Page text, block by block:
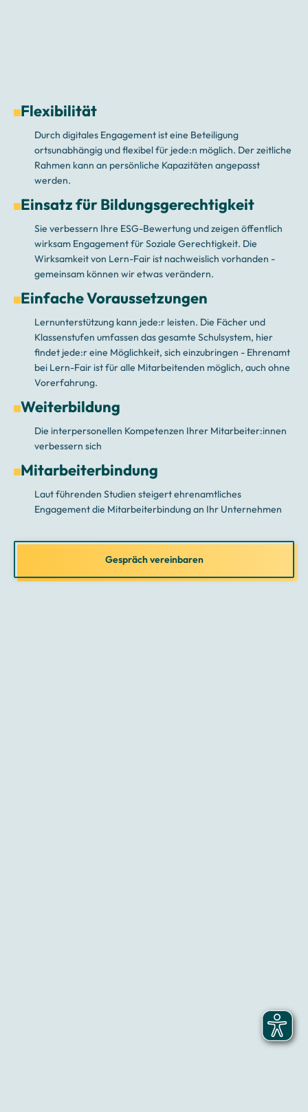
Flexibilität
Durch digitales Engagement ist eine Beteiligung
ortsunabhängig und flexibel für jede:n möglich. Der zeitliche
Rahmen kann an persönliche Kapazitäten angepasst
werden.
Einsatz für Bildungsgerechtigkeit
Sie verbessern Ihre ESG-Bewertung und zeigen öffentlich
wirksam Engagement für Soziale Gerechtigkeit. Die
Wirksamkeit von Lern-Fair ist nachweislich vorhanden -
gemeinsam können wir etwas verändern.
Einfache Voraussetzungen
Lernunterstützung kann jede:r leisten. Die Fächer und
Klassenstufen umfassen das gesamte Schulsystem, hier
findet jede:r eine Möglichkeit, sich einzubringen - Ehrenamt
bei Lern-Fair ist für alle Mitarbeitenden möglich, auch ohne
Vorerfahrung.
Weiterbildung
Die interpersonellen Kompetenzen Ihrer Mitarbeiter:innen
verbessern sich
Mitarbeiterbindung
Laut führenden Studien steigert ehrenamtliches
Engagement die Mitarbeiterbindung an Ihr Unternehmen
Gespräch vereinbaren